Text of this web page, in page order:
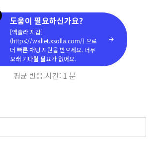
도움이 필요하신가요?
[엑솔라 지갑]
(https://wallet.xsolla.com/) 으로
더 빠른 채팅 지원을 받으세요. 너무
오래 기다릴 필요가 없어요.
평균 반응 시간: 1 분